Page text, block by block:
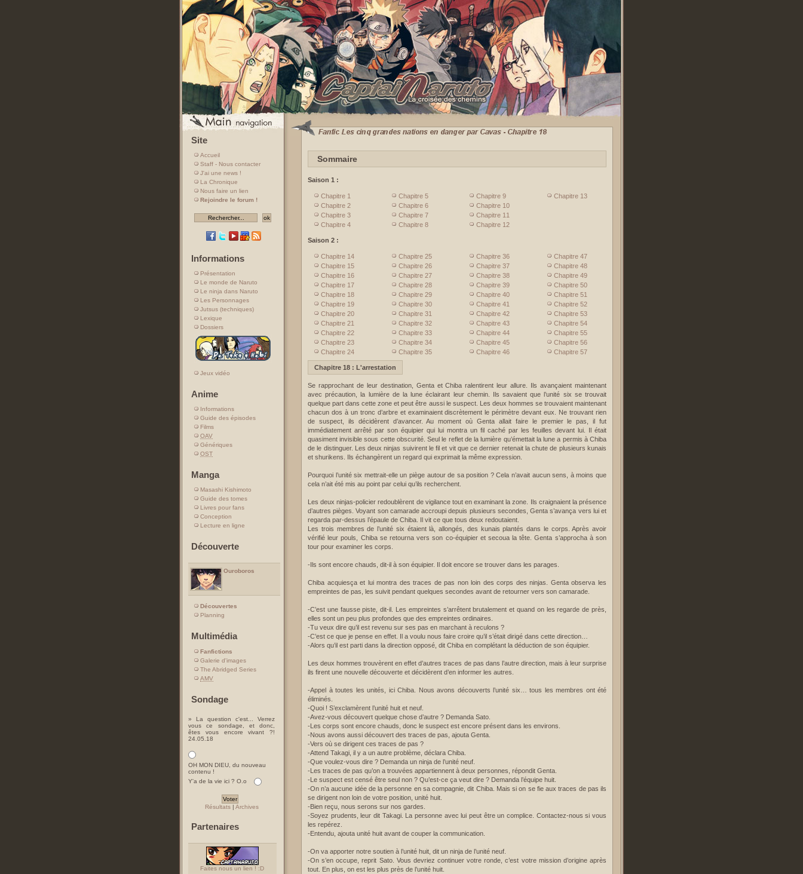
Site
Accueil
Staff - Nous contacter
J'ai une news !
La Chronique
Nous faire un lien
Rejoindre le forum !
Informations
Présentation
Le monde de Naruto
Le ninja dans Naruto
Les Personnages
Jutsus (techniques)
Lexique
Dossiers
Jeux vidéo
Anime
Informations
Guide des épisodes
Films
OAV
Génériques
OST
Manga
Masashi Kishimoto
Guide des tomes
Livres pour fans
Conception
Lecture en ligne
Découverte
Ouroboros
Découvertes
Planning
Multimédia
Fanfictions
Galerie d'images
The Abridged Series
AMV
Sondage
» La question c'est... Verrez
vous ce sondage, et donc,
êtes vous encore vivant ?!
24.05.18
OH MON DIEU, du nouveau
contenu !
Y'a de la vie ici ? O.o
Résultats| Archives
Partenaires
Faites nous un lien ! :D
Sommaire
Saison 1 :
Chapitre 1
Chapitre 2
Chapitre 3
Chapitre 4
Chapitre 5
Chapitre 6
Chapitre 7
Chapitre 8
Chapitre 9
Chapitre 10
Chapitre 11
Chapitre 12
Chapitre 13
Saison 2 :
Chapitre 14
Chapitre 15
Chapitre 16
Chapitre 17
Chapitre 18
Chapitre 19
Chapitre 20
Chapitre 21
Chapitre 22
Chapitre 23
Chapitre 24
Chapitre 25
Chapitre 26
Chapitre 27
Chapitre 28
Chapitre 29
Chapitre 30
Chapitre 31
Chapitre 32
Chapitre 33
Chapitre 34
Chapitre 35
Chapitre 36
Chapitre 37
Chapitre 38
Chapitre 39
Chapitre 40
Chapitre 41
Chapitre 42
Chapitre 43
Chapitre 44
Chapitre 45
Chapitre 46
Chapitre 47
Chapitre 48
Chapitre 49
Chapitre 50
Chapitre 51
Chapitre 52
Chapitre 53
Chapitre 54
Chapitre 55
Chapitre 56
Chapitre 57
Chapitre 18 : L'arrestation
Se rapprochant de leur destination, Genta et Chiba ralentirent leur allure. Ils avançaient maintenant
avec précaution, la lumière de la lune éclairant leur chemin. Ils savaient que l’unité six se trouvait
quelque part dans cette zone et peut être aussi le suspect. Les deux hommes se trouvaient maintenant
chacun dos à un tronc d’arbre et examinaient discrètement le périmètre devant eux. Ne trouvant rien
de suspect, ils décidèrent d’avancer. Au moment où Genta allait faire le premier le pas, il fut
immédiatement arrêté par son équipier qui lui montra un fil caché par les feuilles devant lui. Il était
quasiment invisible sous cette obscurité. Seul le reflet de la lumière qu’émettait la lune a permis à Chiba
de le distinguer. Les deux ninjas suivirent le fil et vit que ce dernier retenait la chute de plusieurs kunais
et shurikens. Ils échangèrent un regard qui exprimait la même expression.
Pourquoi l’unité six mettrait-elle un piège autour de sa position ? Cela n’avait aucun sens, à moins que
cela n’ait été mis au point par celui qu’ils recherchent.
Les deux ninjas-policier redoublèrent de vigilance tout en examinant la zone. Ils craignaient la présence
d’autres pièges. Voyant son camarade accroupi depuis plusieurs secondes, Genta s’avança vers lui et
regarda par-dessus l’épaule de Chiba. Il vit ce que tous deux redoutaient.
Les trois membres de l’unité six étaient là, allongés, des kunais plantés dans le corps. Après avoir
vérifié leur pouls, Chiba se retourna vers son co-équipier et secoua la tête. Genta s’approcha à son
tour pour examiner les corps.
-Ils sont encore chauds, dit-il à son équipier. Il doit encore se trouver dans les parages.
Chiba acquiesça et lui montra des traces de pas non loin des corps des ninjas. Genta observa les
empreintes de pas, les suivit pendant quelques secondes avant de retourner vers son camarade.
-C’est une fausse piste, dit-il. Les empreintes s’arrêtent brutalement et quand on les regarde de près,
elles sont un peu plus profondes que des empreintes ordinaires.
-Tu veux dire qu’il est revenu sur ses pas en marchant à reculons ?
-C’est ce que je pense en effet. Il a voulu nous faire croire qu’il s’était dirigé dans cette direction…
-Alors qu’il est parti dans la direction opposé, dit Chiba en complétant la déduction de son équipier.
Les deux hommes trouvèrent en effet d’autres traces de pas dans l’autre direction, mais à leur surprise
ils firent une nouvelle découverte et décidèrent d’en informer les autres.
-Appel à toutes les unités, ici Chiba. Nous avons découverts l’unité six… tous les membres ont été
éliminés.
-Quoi ! S’exclamèrent l’unité huit et neuf.
-Avez-vous découvert quelque chose d’autre ? Demanda Sato.
-Les corps sont encore chauds, donc le suspect est encore présent dans les environs.
-Nous avons aussi découvert des traces de pas, ajouta Genta.
-Vers où se dirigent ces traces de pas ?
-Attend Takagi, il y a un autre problème, déclara Chiba.
-Que voulez-vous dire ? Demanda un ninja de l’unité neuf.
-Les traces de pas qu’on a trouvées appartiennent à deux personnes, répondit Genta.
-Le suspect est censé être seul non ? Qu’est-ce ça veut dire ? Demanda l’équipe huit.
-On n’a aucune idée de la personne en sa compagnie, dit Chiba. Mais si on se fie aux traces de pas ils
se dirigent non loin de votre position, unité huit.
-Bien reçu, nous serons sur nos gardes.
-Soyez prudents, leur dit Takagi. La personne avec lui peut être un complice. Contactez-nous si vous
les repérez.
-Entendu, ajouta unité huit avant de couper la communication.
-On va apporter notre soutien à l’unité huit, dit un ninja de l’unité neuf.
-On s’en occupe, reprit Sato. Vous devriez continuer votre ronde, c’est votre mission d’origine après
tout. En plus, on est les plus près de l’unité huit.